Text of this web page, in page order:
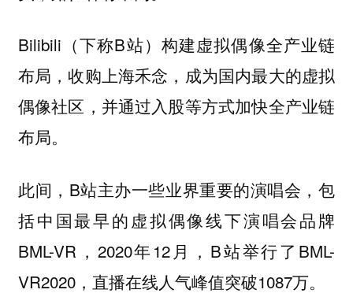
Bilibili（下称B站）构建虚拟偶像全产业链
布局，收购上海禾念，成为国内最大的虚拟
偶像社区，并通过入股等方式加快全产业链
布局。
此间，B站主办一些业界重要的演唱会，包
括中国最早的虚拟偶像线下演唱会品牌
BML-VR，2020年12月，B站举行了BML-
VR2020，直播在线人气峰值突破1087万。